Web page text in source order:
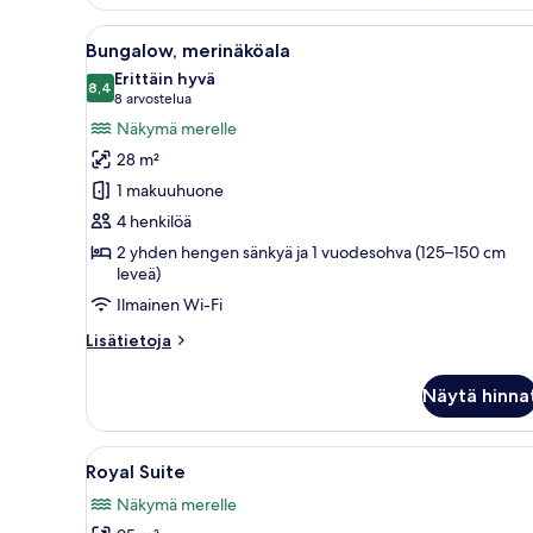
View
Avaa
kaikki
huonetyypin
Bungalow,
merinäköala
kuvat
Makuuhuone, jossa on
5
Bungalow, merinäköala
8,48,4 kautta 10
Erittäin hyvä
8 arvostelua
(8
arvostelua)
Näkymä merelle
28 m²
1 makuuhuone
4 henkilöä
2 yhden hengen sänkyä ja 1 vuodesohva (125–150 cm
leveä)
Ilmainen Wi-Fi
Lisätietoja
Lisätietoja
Näytä
Avaa
kaikki
huonetyypin
Tilava olohuone, jossa on
6
Royal Suite
Näkymä merelle